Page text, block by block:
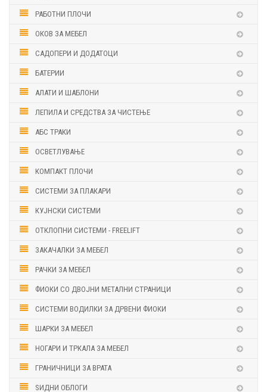
РАБОТНИ ПЛОЧИ
ОКОВ ЗА МЕБЕЛ
САДОПЕРИ И ДОДАТОЦИ
БАТЕРИИ
АЛАТИ И ШАБЛОНИ
ЛЕПИЛА И СРЕДСТВА ЗА ЧИСТЕЊЕ
АБС ТРАКИ
ОСВЕТЛУВАЊЕ
КОМПАКТ ПЛОЧИ
СИСТЕМИ ЗА ПЛАКАРИ
КУЈНСКИ СИСТЕМИ
ОТКЛОПНИ СИСТЕМИ - FREELIFT
ЗАКАЧАЛКИ ЗА МЕБЕЛ
РАЧКИ ЗА МЕБЕЛ
ФИОКИ СО ДВОЈНИ МЕТАЛНИ СТРАНИЦИ
СИСТЕМИ ВОДИЛКИ ЗА ДРВЕНИ ФИОКИ
ШАРКИ ЗА МЕБЕЛ
НОГАРИ И ТРКАЛА ЗА МЕБЕЛ
ГРАНИЧНИЦИ ЗА ВРАТА
ЅИДНИ ОБЛОГИ